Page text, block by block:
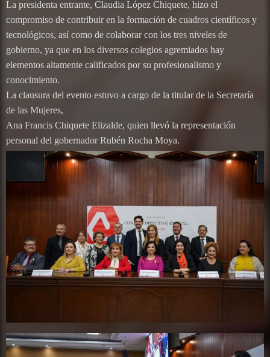
La presidenta entrante, Claudia López Chiquete, hizo el
compromiso de contribuir en la formación de cuadros científicos y
tecnológicos, así como de colaborar con los tres niveles de
gobierno, ya que en los diversos colegios agremiados hay
elementos altamente calificados por su profesionalismo y
conocimiento.
La clausura del evento estuvo a cargo de la titular de la Secretaría
de las Mujeres,
Ana Francis Chiquete Elizalde, quien llevó la representación
personal del gobernador Rubén Rocha Moya.